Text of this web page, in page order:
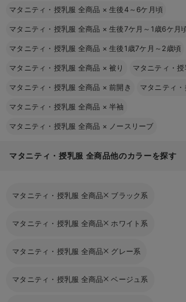
マタニティ・授乳服 全商品 ×生後4～6ケ月頃
マタニティ・授乳服 全商品 ×生後7ケ月～1歳6ケ月
マタニティ・授乳服 全商品 ×生後1歳7ケ月～2歳頃
マタニティ・授乳服 全商品 ×被り マタニティ・
マタニティ・授乳服 全商品 ×前開き マタニティ
マタニティ・授乳服 全商品 ×半袖
マタニティ・授乳服 全商品 × ノースリーブ
マタニティ・授乳服 全商品他のカラーを探す
マタニティ・授乳服 全商品 ブラック系
マタニティ・授乳服 全商品 ホワイト系
マタニティ・授乳服 全商品 グレー系
マタニティ・授乳服 全商品 ベージュ系